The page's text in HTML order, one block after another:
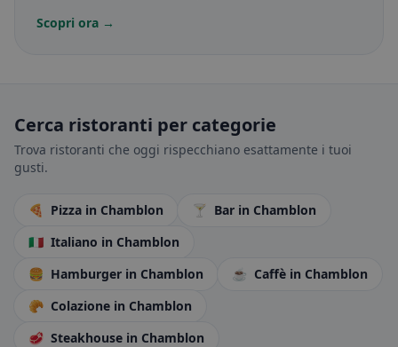
Scopri ora →
Cerca ristoranti per categorie
Trova ristoranti che oggi rispecchiano esattamente i tuoi
gusti.
🍕 Pizza in Chamblon 🍸 Bar in Chamblon
🇮🇹 Italiano in Chamblon
🍔 Hamburger in Chamblon ☕ Caffè in Chamblon
🥐 Colazione in Chamblon
🥩 Steakhouse in Chamblon